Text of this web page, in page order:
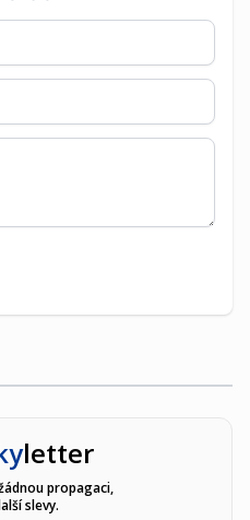
letter
propagaci,
slevy.